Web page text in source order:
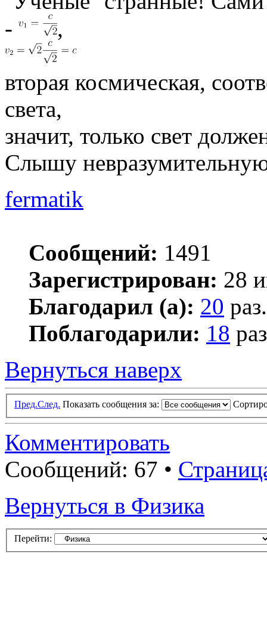
-
,
вторая космическая,
света,
значит, только свет
Слышу
fermatik
Сообщений: 1491
Зарегистрирован: 28
Благодарил (а): 20 раз.
Поблагодарили: 18
Вернуться наверх
Пред.След. Показать сообщения за:
Комментировать
Сообщений: 67 •
Вернуться в Физика
Перейти: